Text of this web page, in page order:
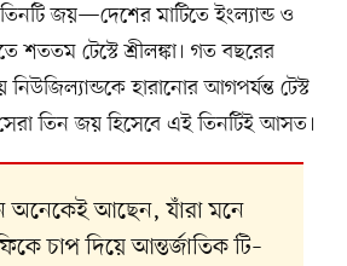
জয়—দেশের মাটিতে ইংল্যান্ড ও
শততম টেস্টে শ্রীলঙ্কা। গত বছরের
হারানোর আগপর্যন্ত টেস্ট
সেরা তিন জয় হিসেবে এই তিনটিই আসত।
অনেকেই আছেন, যাঁরা মনে
চাপ দিয়ে আন্তর্জাতিক টি–